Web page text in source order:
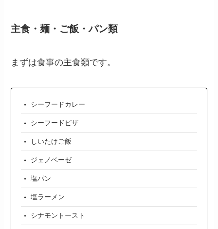
主食・麺・ご飯・パン類
まずは食事の主食類です。
シーフードカレー
シーフードピザ
しいたけご飯
ジェノベーゼ
塩パン
塩ラーメン
シナモントースト